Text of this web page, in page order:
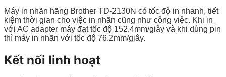
Máy in nhãn hãng Brother TD-2130N có tốc độ in nhanh, tiết
kiệm thời gian cho việc in nhãn cũng như công việc. Khi in
với AC adapter máy đạt tốc độ 152.4mm/giây và khi dùng pin
thì máy in nhãn với tốc độ 76.2mm/giây.
Kết nối linh hoạt